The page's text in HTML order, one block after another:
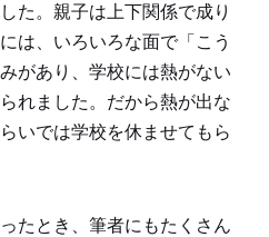
た。親子は上下関係で成り
は、いろいろな面で「こう
があり、学校には熱がない
れました。だから熱が出な
いでは学校を休ませてもら
たとき、筆者にもたくさん